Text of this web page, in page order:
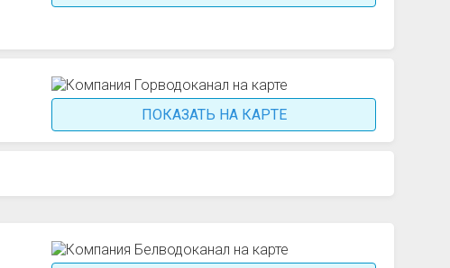
ПОКАЗАТЬ НА КАРТЕ